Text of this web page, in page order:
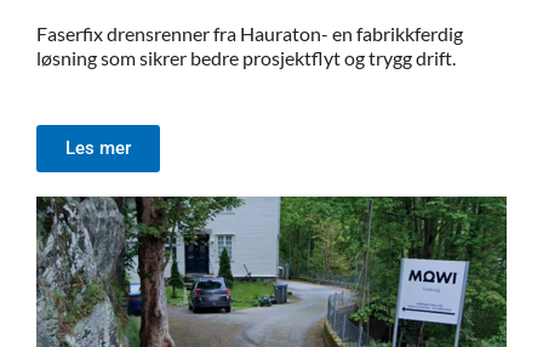
Faserfix drensrenner fra Hauraton- en fabrikkferdig
løsning som sikrer bedre prosjektflyt og trygg drift.
Les mer